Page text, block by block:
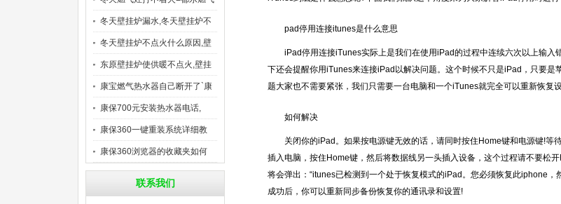
冬天壁挂炉漏水,冬天壁挂炉不
冬天壁挂炉不点火什么原因,壁
东原壁挂炉使供暖不点火,壁挂
康宝燃气热水器自己断开了`康
康保700元安装热水器电话,
康保360一键重装系统详细教
康保360浏览器的收藏夹如何
联系我们
pad停用连接itunes是什么意思
iPad停用连接iTunes实际上是我们在使用iPad的过程中连续六次以上输入
下还会提醒你用iTunes来连接iPad以解决问题。这个时候不只是iPad，只要
题大家也不需要紧张，我们只需要一台电脑和一个iTunes就完全可以重新恢复设
如何解决
关闭你的iPad。如果按电源键无效的话，请同时按住Home键和电源键!等
插入电脑，按住Home键，然后将数据线另一头插入设备，这个过程请不要松
将会弹出：“itunes已检测到一个处于恢复模式的iPad。您必须恢复此iphone
成功后，你可以重新同步备份恢复你的通讯录和设置!